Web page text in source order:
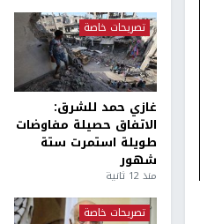
تصريحات خاصة
غازي حمد للشرق:
الاتفاق حصيلة مفاوضات
طويلة استمرت ستة
شهور
منذ 12 ثانية
تصريحات خاصة